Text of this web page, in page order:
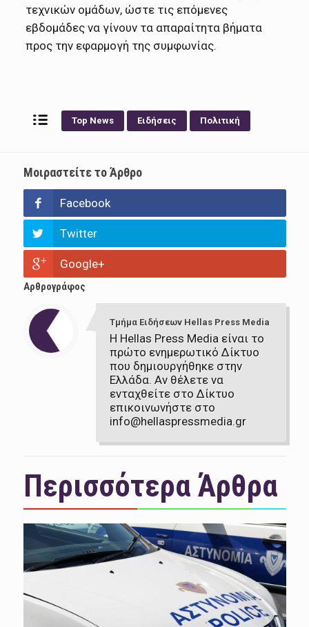
τεχνικών ομάδων, ώστε τις επόμενες
εβδομάδες να γίνουν τα απαραίτητα βήματα
προς την εφαρμογή της συμφωνίας.
Top News Ειδήσεις Πολιτική
Μοιραστείτε το Άρθρο
Facebook
Twitter
Google+
Αρθρογράφος
Τμήμα Ειδήσεων Hellas Press Media
Η Hellas Press Media είναι το
πρώτο ενημερωτικό Δίκτυο
που δημιουργήθηκε στην
Ελλάδα. Αν θέλετε να
ενταχθείτε στο Δίκτυο
επικοινωνήστε στο
info@hellaspressmedia.gr
Περισσότερα Άρθρα